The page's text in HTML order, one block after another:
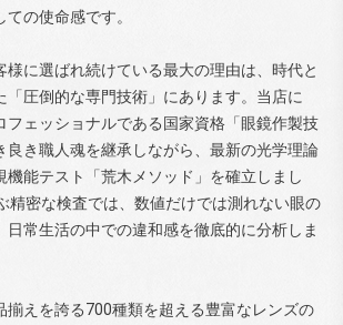
の使命感です。
様に選ばれ続けている最大の理由は、時代と
「圧倒的な専門技術」にあります。当店に
フェッショナルである国家資格「眼鏡作製技
良き職人魂を継承しながら、最新の光学理論
機能テスト「荒木メソッド」を確立しまし
精密な検査では、数値だけでは測れない眼の
日常生活の中での違和感を徹底的に分析しま
揃えを誇る700種類を超える豊富なレンズの